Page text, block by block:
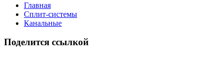
Главная
Сплит-системы
Канальные
Поделится ссылкой